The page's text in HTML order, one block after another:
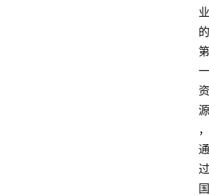
业
的
第
一
资
源
，
通
过
国